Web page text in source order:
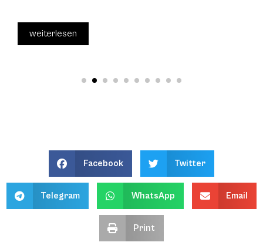
weiterlesen
Facebook Twitter
Telegram WhatsApp Email
Print